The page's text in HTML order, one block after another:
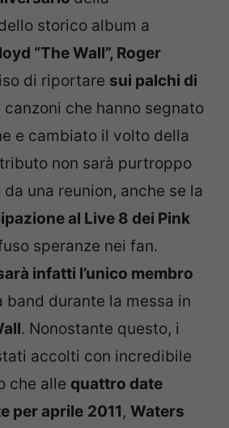
storico album a
“The Wall”, Roger
di riportare sui palchi di
canzoni che hanno segnato
e cambiato il volto della
non sarà purtroppo
una reunion, anche se la
al Live 8 dei Pink
speranze nei fan.
infatti l’unico membro
band durante la messa in
. Nonostante questo, i
accolti con incredibile
che alle quattro date
per aprile 2011, Waters